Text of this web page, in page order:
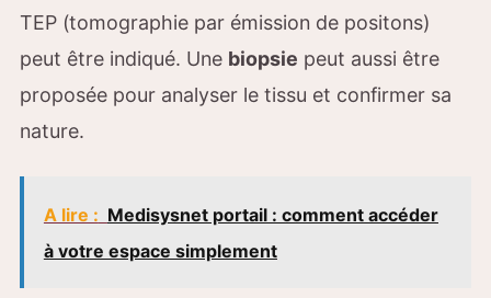
TEP (tomographie par émission de positons)
peut être indiqué. Une biopsie peut aussi être
proposée pour analyser le tissu et confirmer sa
nature.
A lire : Medisysnet portail : comment accéder
à votre espace simplement